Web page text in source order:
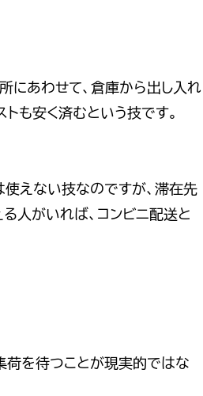
にあわせて、倉庫から出し入れ
も安く済むという技です。
使えない技なのですが、滞在先
人がいれば、コンビニ配送と
荷を待つことが現実的ではな